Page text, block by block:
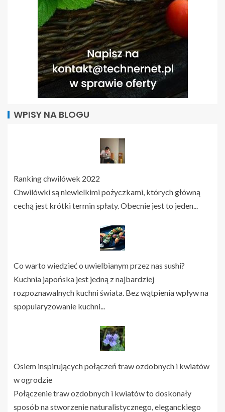
WPISY NA BLOGU
Ranking chwilówek 2022
Chwilówki są niewielkimi pożyczkami, których główną
cechą jest krótki termin spłaty. Obecnie jest to jeden...
Co warto wiedzieć o uwielbianym przez nas sushi?
Kuchnia japońska jest jedną z najbardziej
rozpoznawalnych kuchni świata. Bez wątpienia wpływ na
spopularyzowanie kuchni...
Osiem inspirujących połączeń traw ozdobnych i kwiatów
w ogrodzie
Połączenie traw ozdobnych i kwiatów to doskonały
sposób na stworzenie naturalistycznego, eleganckiego